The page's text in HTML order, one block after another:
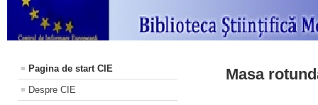
Pagina de start CIE
Despre CIE
Masa